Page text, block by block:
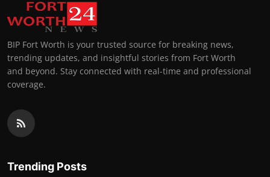
BIP Fort Worth is your trusted source for breaking news,
trending updates, and insightful stories from Fort Worth
and beyond. Stay connected with real-time and professional
coverage.
Trending Posts